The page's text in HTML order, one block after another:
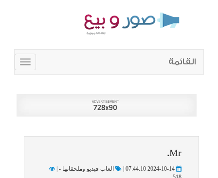
Toggle
navigation
القائمة
العاب فيديو وملحقاتها - |